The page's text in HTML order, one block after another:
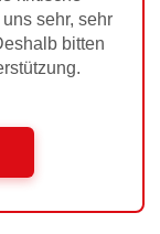
sehr, sehr
bitten